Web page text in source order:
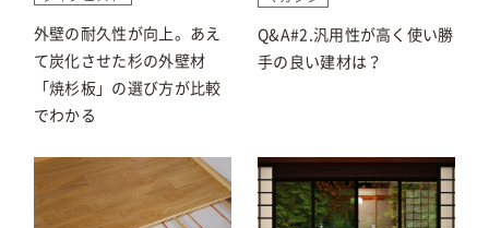
外壁の耐久性が向上。あえ
て炭化させた杉の外壁材
「焼杉板」の選び方が比較
でわかる
Q&A#2.汎用性が高く使い勝
手の良い建材は？